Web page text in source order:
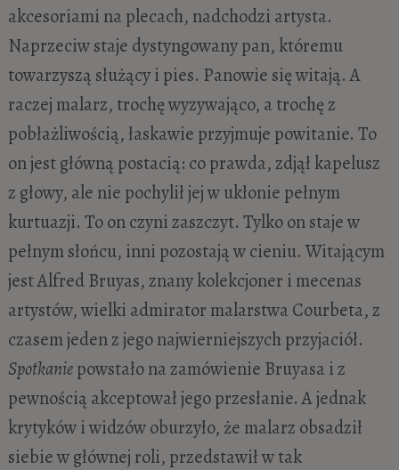
akcesoriami na plecach, nadchodzi artysta.
Naprzeciw staje dystyngowany pan, któremu
towarzyszą służący i pies. Panowie się witają. A
raczej malarz, trochę wyzywająco, a trochę z
pobłażliwością, łaskawie przyjmuje powitanie. To
on jest główną postacią: co prawda, zdjął kapelusz
z głowy, ale nie pochylił jej w ukłonie pełnym
kurtuazji. To on czyni zaszczyt. Tylko on staje w
pełnym słońcu, inni pozostają w cieniu. Witającym
jest Alfred Bruyas, znany kolekcjoner i mecenas
artystów, wielki admirator malarstwa Courbeta, z
czasem jeden z jego najwierniejszych przyjaciół.
Spotkaniepowstało na zamówienie Bruyasa i z
pewnością akceptował jego przesłanie. A jednak
krytyków i widzów oburzyło, że malarz obsadził
siebie w głównej roli, przedstawił w tak